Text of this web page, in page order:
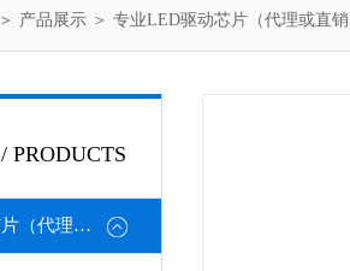
＞ 产品展示 ＞ 专业LED驱动芯片（代理或直
/ PRODUCTS
专业LED驱动芯片（代理或直销）